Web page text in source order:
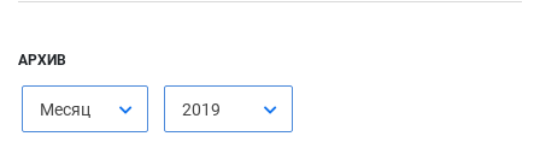
АРХИВ
Месяц 2019